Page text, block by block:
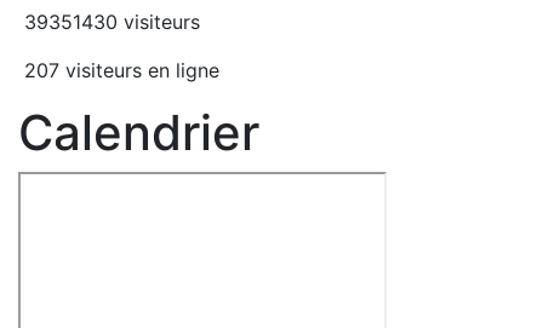
39351430 visiteurs
207 visiteurs en ligne
Calendrier